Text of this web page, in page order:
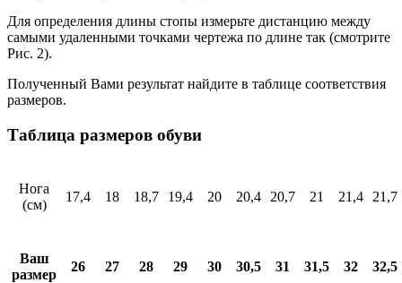
Для определения длины стопы измерьте дистанцию между
самыми удаленными точками чертежа по длине так (смотрите
Рис. 2).
Полученный Вами результат найдите в таблице соответствия
размеров.
Таблица размеров обуви
Нога
(см)
17,4 18 18,7 19,4 20 20,4 20,7 21 21,4 21,7
Ваш
размер
26 27 28 29 30 30,5 31 31,5 32 32,5